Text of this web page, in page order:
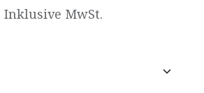
Inklusive MwSt.